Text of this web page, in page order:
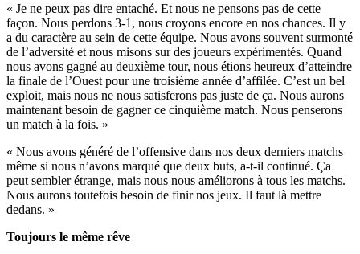
« Je ne peux pas dire entaché. Et nous ne pensons pas de cette
façon. Nous perdons 3-1, nous croyons encore en nos chances. Il y
a du caractère au sein de cette équipe. Nous avons souvent surmonté
de l’adversité et nous misons sur des joueurs expérimentés. Quand
nous avons gagné au deuxième tour, nous étions heureux d’atteindre
la finale de l’Ouest pour une troisième année d’affilée. C’est un bel
exploit, mais nous ne nous satisferons pas juste de ça. Nous aurons
maintenant besoin de gagner ce cinquième match. Nous penserons
un match à la fois. »
« Nous avons généré de l’offensive dans nos deux derniers matchs
même si nous n’avons marqué que deux buts, a-t-il continué. Ça
peut sembler étrange, mais nous nous améliorons à tous les matchs.
Nous aurons toutefois besoin de finir nos jeux. Il faut là mettre
dedans. »
Toujours le même rêve